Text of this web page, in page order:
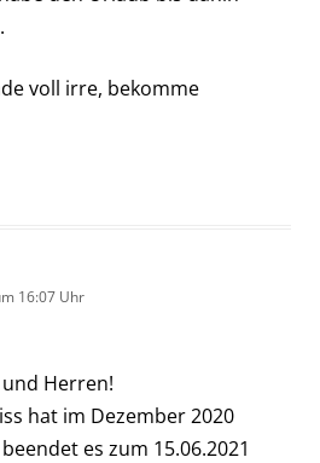
voll irre, bekomme
16:07 Uhr
Herren!
hat im Dezember 2020
es zum 15.06.2021